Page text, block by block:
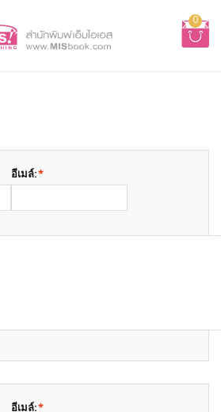
0
*
อีเมล์:
*
อีเมล์: